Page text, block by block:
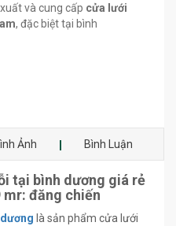
và cung cấp cửa lưới
, đặc biệt tại bình
Ảnh Bình Luận
tại bình dương giá rẻ
mr: đăng chiến
là sản phẩm cửa lưới